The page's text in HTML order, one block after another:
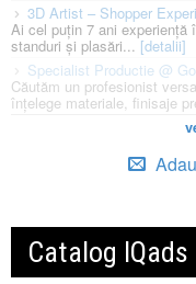
3D Artist – Shopper
Ai cel puțin 7 ani experiență
standuri și plasări...[detalii]
Specialist Productie @
Căutăm un profesionist
înțelege materiale, finisaje
Catalog IQads